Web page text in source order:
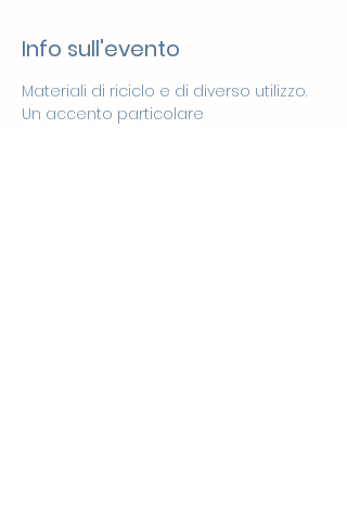
Info sull'evento
Materiali di riciclo e di diverso utilizzo.
Un accento particolare